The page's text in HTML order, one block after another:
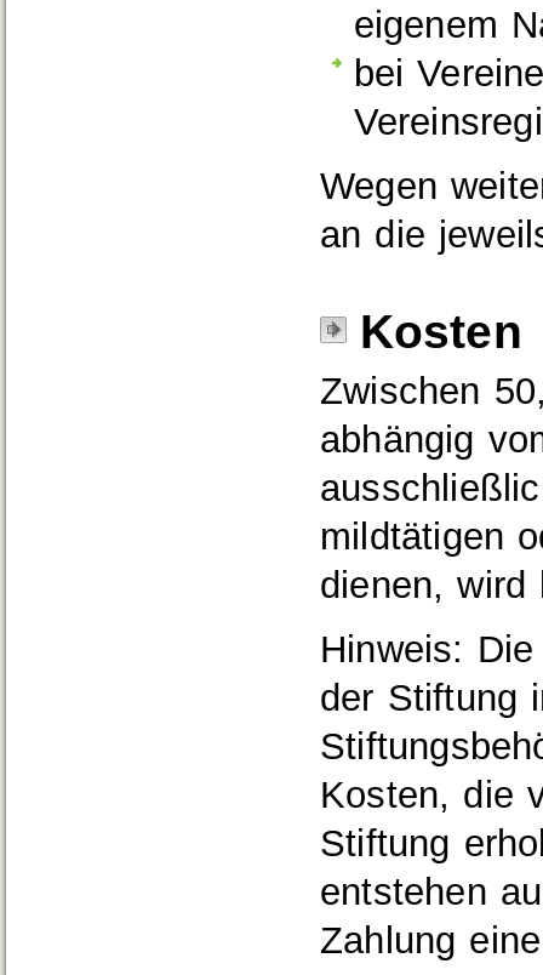
eigenem
bei
Wegen
an die
Kosten
Zwischen
abhängig
mildtätigen
dienen, wird
Hinweis:
der Stiftung
Kosten, die
Stiftung
entstehen
Zahlung